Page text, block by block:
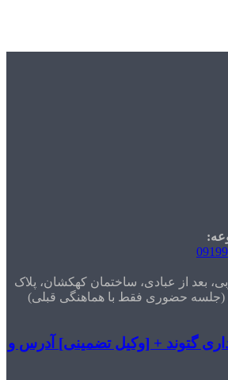
عبادی، ساختمان کهکشان، پلاک
+ [وکیل تضمینی] آدرس و